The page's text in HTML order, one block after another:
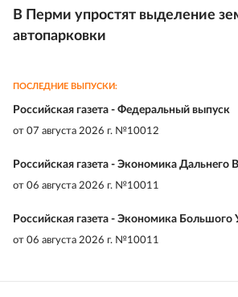
В Перми упростят выделение
автопарковки
ПОСЛЕДНИЕ ВЫПУСКИ:
Российская газета - Федеральный выпуск
от 07 августа 2026 г. №10012
Российская газета - Экономика Дальнего
от 06 августа 2026 г. №10011
Российская газета - Экономика Большого
от 06 августа 2026 г. №10011